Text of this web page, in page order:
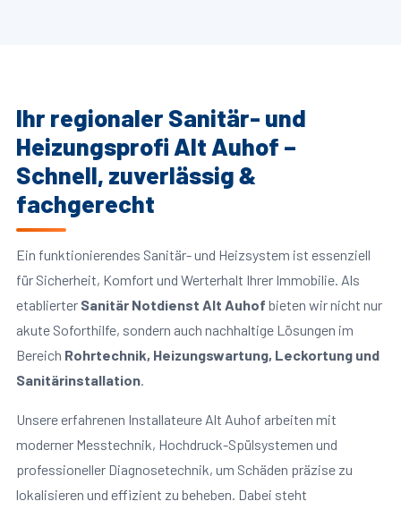
Ihr regionaler Sanitär- und
Heizungsprofi Alt Auhof –
Schnell, zuverlässig &
fachgerecht
Ein funktionierendes Sanitär- und Heizsystem ist essenziell
für Sicherheit, Komfort und Werterhalt Ihrer Immobilie. Als
etablierter Sanitär Notdienst Alt Auhof bieten wir nicht nur
akute Soforthilfe, sondern auch nachhaltige Lösungen im
Bereich Rohrtechnik, Heizungswartung, Leckortung und
Sanitärinstallation.
Unsere erfahrenen Installateure Alt Auhof arbeiten mit
moderner Messtechnik, Hochdruck-Spülsystemen und
professioneller Diagnosetechnik, um Schäden präzise zu
lokalisieren und effizient zu beheben. Dabei steht